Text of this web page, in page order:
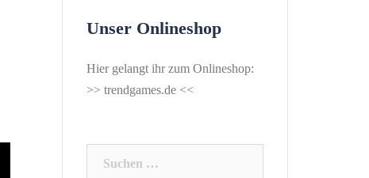
Unser Onlineshop
Hier gelangt ihr zum Onlineshop:
>> trendgames.de <<